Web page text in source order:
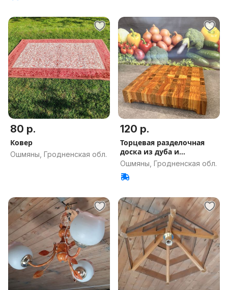
80 р.
Ковер
Ошмяны, Гродненская обл.
120 р.
Торцевая разделочная
доска из дуба и
лиственницы
Ошмяны, Гродненская обл.